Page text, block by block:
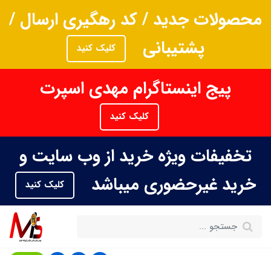
محصولات جدید / کد رهگیری ارسال /
پشتیبانی
کلیک کنید
پیج اینستاگرام مهدی اسپرت
کلیک کنید
تخفیفات ویژه خرید از وب سایت و
خرید غیرحضوری میباشد
کلیک کنید